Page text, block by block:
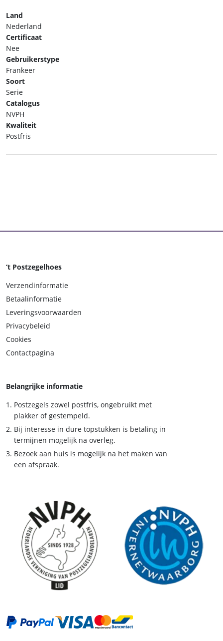
aantal
Land
Nederland
Certificaat
Nee
Gebruikerstype
Frankeer
Soort
Serie
Catalogus
NVPH
Kwaliteit
Postfris
‘t Postzegelhoes
Verzendinformatie
Betaalinformatie
Leveringsvoorwaarden
Privacybeleid
Cookies
Contactpagina
Belangrijke informatie
Postzegels zowel postfris, ongebruikt met
plakker of gestempeld.
Bij interesse in dure topstukken is betaling in
termijnen mogelijk na overleg.
Bezoek aan huis is mogelijk na het maken van
een afspraak.